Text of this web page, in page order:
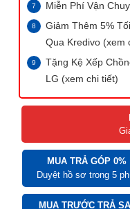
Miễn Phí Vận
Giảm Thêm 5%
Qua Kredivo (xem
Tặng Kệ Xếp
LG (xem chi tiết)
MUA TRẢ GÓP 0%
Duyệt hồ sơ trong 5
MUA TRƯỚC TRẢ